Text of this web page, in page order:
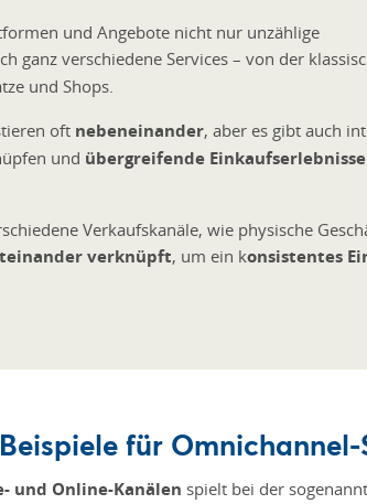
und Angebote nicht nur unzählige
ganz verschiedene Services – von der
und Shops.
oft nebeneinander, aber es gibt auch
und übergreifende Einkaufserlebnisse
Verkaufskanäle, wie physische
verknüpft, um ein konsistentes
für
und Online-Kanälen spielt bei der